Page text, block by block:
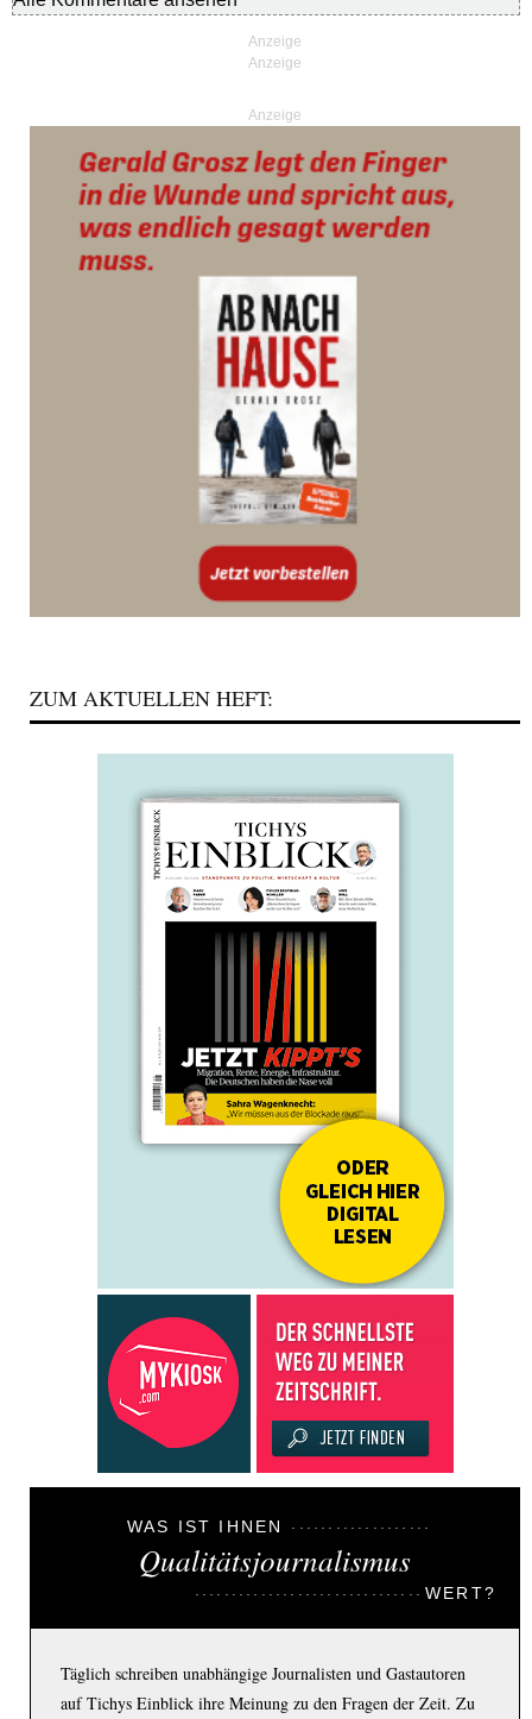
Anzeige
ZUM AKTUELLEN HEFT:
WAS IST IHNEN
Qualitätsjournalismus
WERT?
Täglich schreiben unabhängige Journalisten und Gastautoren
auf Tichys Einblick ihre Meinung zu den Fragen der Zeit. Zu